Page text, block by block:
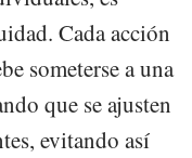
Cada acción
someterse a una
que se ajusten
evitando así